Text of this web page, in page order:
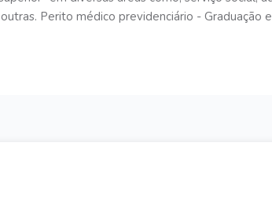
Perito médico previdenciário -